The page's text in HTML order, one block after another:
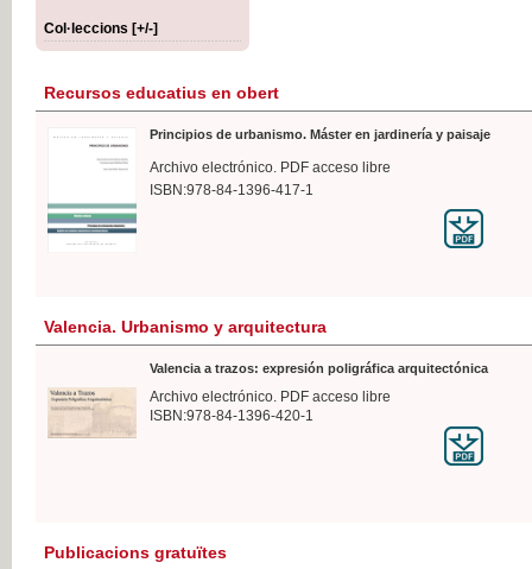
Col·leccions [+/-]
Recursos educatius en obert
Principios de urbanismo. Máster en jardinería y paisaje
Archivo electrónico. PDF acceso libre
ISBN:978-84-1396-417-1
Valencia. Urbanismo y arquitectura
Valencia a trazos: expresión poligráfica arquitectónica
Archivo electrónico. PDF acceso libre
ISBN:978-84-1396-420-1
Publicacions gratuïtes